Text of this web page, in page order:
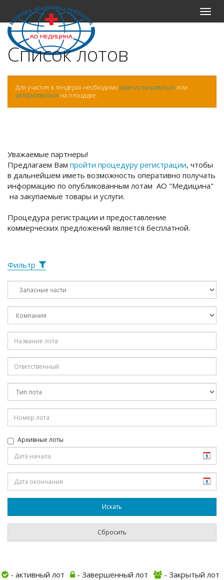
Меню
Список лотов
Для участия в тендерах необходимозарегистрироваться или
авторизоваться на площадке.
Уважаемые партнеры!
Предлагаем Вам пройти процедуру регистрации, чтобы
в дальнейшем иметь возможность оперативно получать
информацию по опубликованным лотам АО "Медицина"
на закупаемые товары и услуги.
Процедура регистрации и предоставление
коммерческих предложений является бесплатной.
Фильтр
Архивные лоты
- активный лот - Завершенный лот
- Закрытый лот